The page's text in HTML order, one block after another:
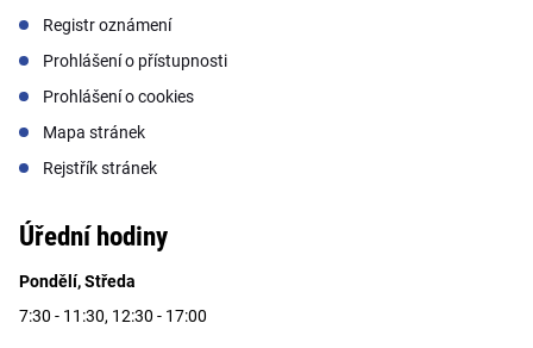
Registr oznámení
Prohlášení o přístupnosti
Prohlášení o cookies
Mapa stránek
Rejstřík stránek
Úřední hodiny
Pondělí, Středa
7:30 - 11:30, 12:30 - 17:00